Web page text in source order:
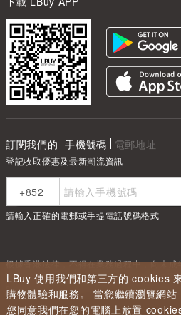
LBuy 使用我們和第三方的 cookies
購物體驗和服務。 當您繼續瀏覽網站
您同意我們在您的電腦上放置
訂閱我們的 手機號碼 電郵地址
登記收取優惠及最新潮流資訊
請輸入正確的電郵或手提電話號碼格式
根據香港法律，不得在業務過程中，向未
Under the law of Hong Kong,
supplied to a minor in the course of